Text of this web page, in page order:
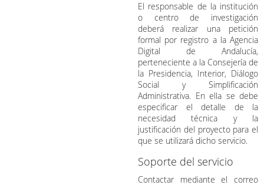
El responsable de la institución
o centro de investigación
deberá realizar una petición
formal por registro a la Agencia
Digital de Andalucía,
perteneciente a la Consejería de
la Presidencia, Interior, Diálogo
Social y Simplificación
Administrativa. En ella se debe
especificar el detalle de la
necesidad técnica y la
justificación del proyecto para el
que se utilizará dicho servicio.
Soporte del servicio
Contactar mediante el correo